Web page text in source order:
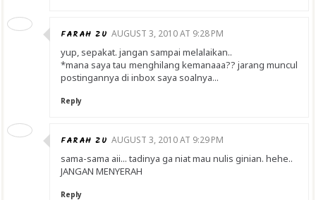
FARAH ZU AUGUST 3, 2010 AT 9:28 PM
yup, sepakat. jangan sampai melalaikan..
*mana saya tau menghilang kemanaaa?? jarang muncul
postingannya di inbox saya soalnya...
Reply
FARAH ZU AUGUST 3, 2010 AT 9:29 PM
sama-sama aii... tadinya ga niat mau nulis ginian. hehe..
JANGAN MENYERAH
Reply